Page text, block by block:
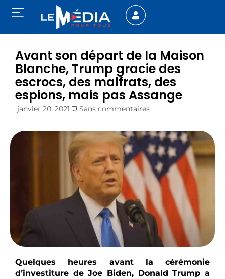
Avant son départ de la Maison
Blanche, Trump gracie des
escrocs, des malfrats, des
espions, mais pas Assange
janvier 20, 2021 Sans commentaires
Quelques heures avant la cérémonie
d’investiture de Joe Biden, Donald Trump a